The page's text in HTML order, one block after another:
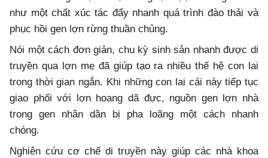
như một chất xúc tác đẩy nhanh quá trình đào thải và
phục hồi gen lợn rừng thuần chủng.
Nói một cách đơn giản, chu kỳ sinh sản nhanh được di
truyền qua lợn mẹ đã giúp tạo ra nhiều thế hệ con lai
trong thời gian ngắn. Khi những con lai cái này tiếp tục
giao phối với lợn hoang dã đực, nguồn gen lợn nhà
trong gen nhân dần bị pha loãng một cách nhanh
chóng.
Nghiên cứu cơ chế di truyền này giúp các nhà khoa